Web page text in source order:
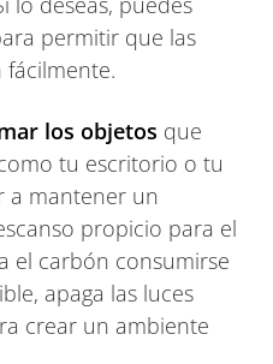
permitir que las
fácilmente.
los objetos que
tu escritorio o tu
a mantener un
propicio para el
el carbón consumirse
apaga las luces
crear un ambiente